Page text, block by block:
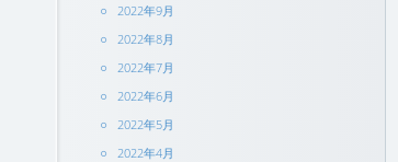
2022年9月
2022年8月
2022年7月
2022年6月
2022年5月
2022年4月